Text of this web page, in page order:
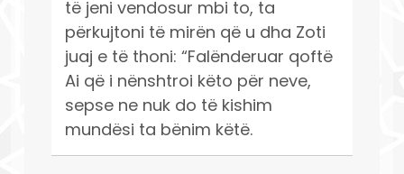
të jeni vendosur mbi to, ta
përkujtoni të mirën që u dha Zoti
juaj e të thoni: “Falënderuar qoftë
Ai që i nënshtroi këto për neve,
sepse ne nuk do të kishim
mundësi ta bënim këtë.